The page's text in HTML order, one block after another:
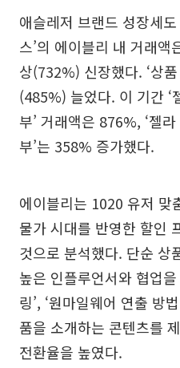
애슬레저 브랜드 성장세
스’의 에이블리 내 거래
상(732%) 신장했다. ‘상
(485%) 늘었다. 이 기간 ‘
부’ 거래액은 876%, ‘젤
부’는 358% 증가했다.
에이블리는 1020 유저 맞
물가 시대를 반영한 할인
것으로 분석했다. 단순 상
높은 인플루언서와 협업
링’, ‘원마일웨어 연출 방
품을 소개하는 콘텐츠를
전환율을 높였다.